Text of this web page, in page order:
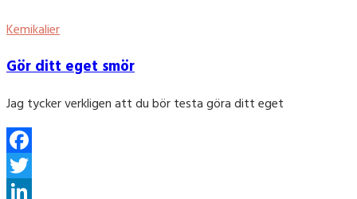
Kemikalier
Gör ditt eget smör
Jag tycker verkligen att du bör testa göra ditt eget
Facebook
Twitter